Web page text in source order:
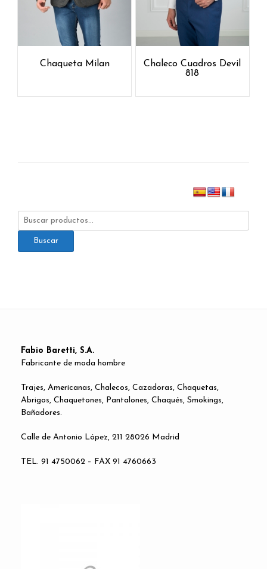
Chaqueta Milan
Chaleco Cuadros Devil
818
Buscar
por:
Buscar
Fabio Baretti, S.A.
Fabricante de moda hombre
Trajes, Americanas, Chalecos, Cazadoras, Chaquetas,
Abrigos, Chaquetones, Pantalones, Chaqués, Smokings,
Bañadores.
Calle de Antonio López, 211 28026 Madrid
TEL. 91 4750062 – FAX 91 4760663